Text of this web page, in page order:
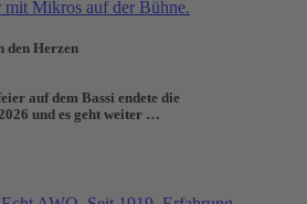
den Herzen
auf dem Bassi endete die
und es geht weiter …